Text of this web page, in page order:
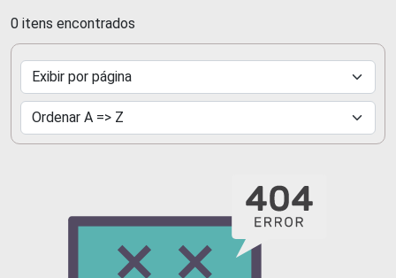
0 itens encontrados